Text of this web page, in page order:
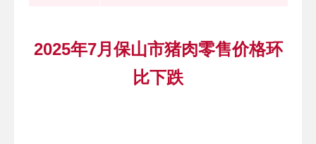
2025年7月保山市猪肉零售价格环
比下跌